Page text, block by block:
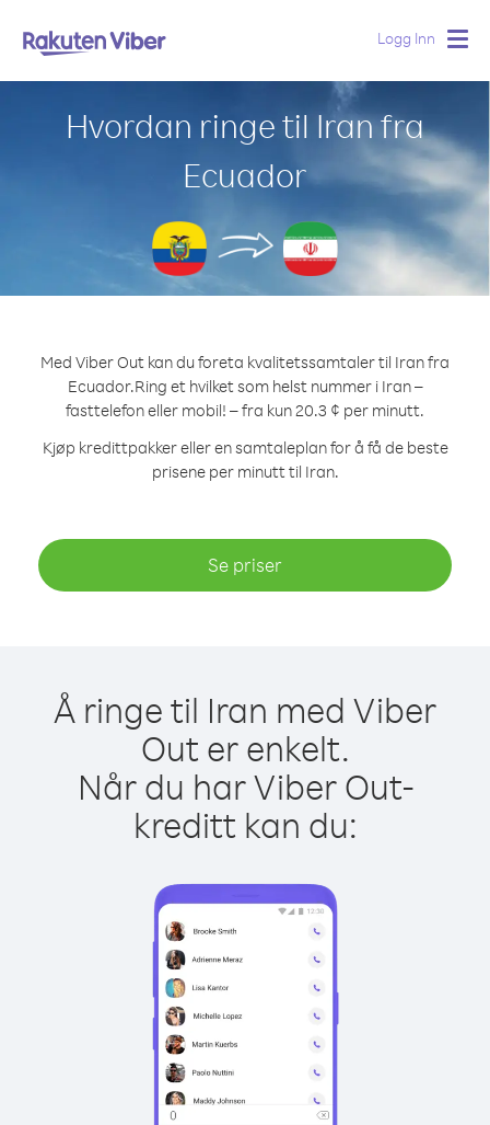
Logg Inn
Hvordan ringe til Iran fra
Ecuador
Med Viber Out kan du foreta kvalitetssamtaler til Iran fra
Ecuador.Ring et hvilket som helst nummer i Iran –
fasttelefon eller mobil! – fra kun 20.3 ¢ per minutt.
Kjøp kredittpakker eller en samtaleplan for å få de beste
prisene per minutt til Iran.
Se priser
Å ringe til Iran med Viber
Out er enkelt.
Når du har Viber Out-
kreditt kan du: